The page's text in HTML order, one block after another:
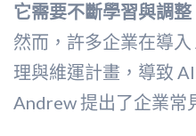
它需要不斷學習與調
然而，許多企業在導
理與維運計畫，導致
Andrew 提出了企業常